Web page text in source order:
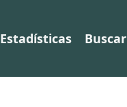
Estadísticas Buscar